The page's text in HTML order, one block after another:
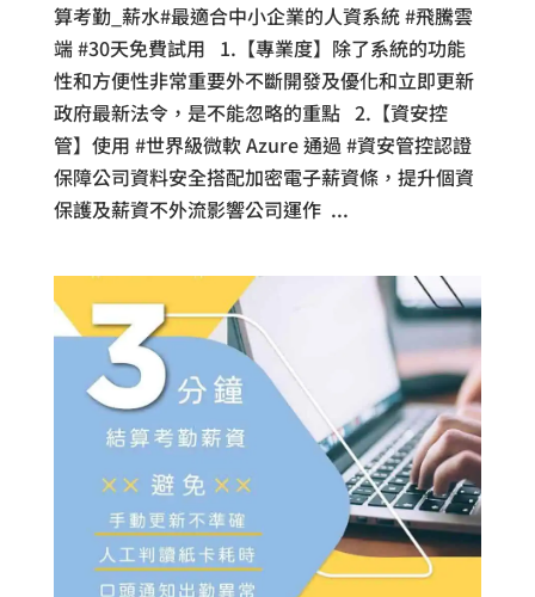
算考勤_薪水#最適合中小企業的人資系統 #飛騰雲
端 #30天免費試用 1.【專業度】除了系統的功能
性和方便性非常重要外不斷開發及優化和立即更新
政府最新法令，是不能忽略的重點 2.【資安控
管】使用 #世界級微軟 Azure 通過 #資安管控認證
保障公司資料安全搭配加密電子薪資條，提升個資
保護及薪資不外流影響公司運作 ...